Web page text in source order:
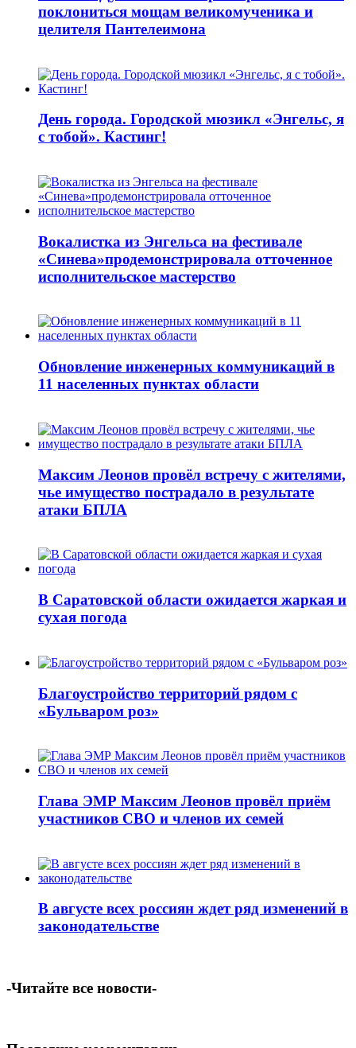
поклониться мощам великомученика и
целителя Пантелеимона
День города. Городской мюзикл «Энгельс, я
с тобой». Кастинг!
Вокалистка из Энгельса на фестивале
«Синева»продемонстрировала отточенное
исполнительское мастерство
Обновление инженерных коммуникаций в
11 населенных пунктах области
Максим Леонов провёл встречу с жителями,
чье имущество пострадало в результате
атаки БПЛА
В Саратовской области ожидается жаркая и
сухая погода
Благоустройство территорий рядом с
«Бульваром роз»
Глава ЭМР Максим Леонов провёл приём
участников СВО и членов их семей
В августе всех россиян ждет ряд изменений в
законодательстве
-Читайте все новости-